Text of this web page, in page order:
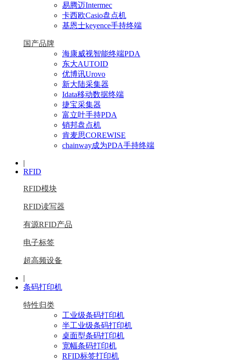
易腾迈Intermec
卡西欧Casio盘点机
基恩士keyence手持终端
国产品牌
海康威视智能终端PDA
东大AUTOID
优博讯Urovo
新大陆采集器
Idata移动数据终端
捷宝采集器
富立叶手持PDA
销邦盘点机
肯麦思COREWISE
chainway成为PDA手持终端
|
RFID
RFID模块
RFID读写器
有源RFID产品
电子标签
超高频设备
|
条码打印机
特性归类
工业级条码打印机
半工业级条码打印机
桌面型条码打印机
宽幅条码打印机
RFID标签打印机